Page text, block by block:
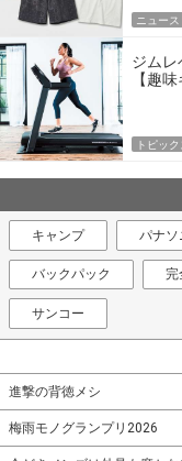
ニュース
ジムレ
【趣
トピック
キャンプ パナソ
バックパック 完
サンコー
進撃の背徳メシ
梅雨モノグランプリ2026